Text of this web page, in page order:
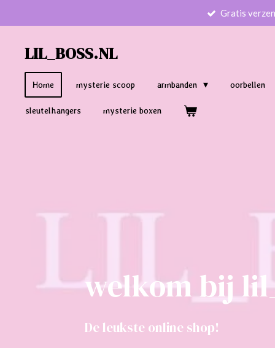
hoofdinhoud
Gratis
LIL_BOSS.NL
Home mysterie scoop armbanden oorbellen
sleutelhangers mysterie boxen
welkom bij
De leukste online shop!